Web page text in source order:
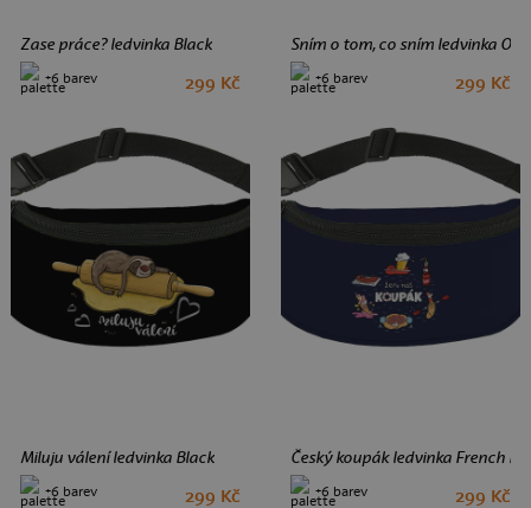
Zase práce? ledvinka Black
+6 barev 299 Kč
Sním o tom, co sním ledvinka
+6 barev 299 Kč
Miluju válení ledvinka Black
+6 barev 299 Kč
Český koupák ledvinka French
+6 barev 299 Kč